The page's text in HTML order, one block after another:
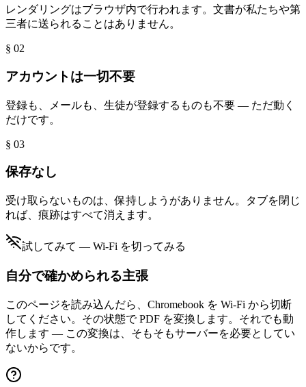
レンダリングはブラウザ内で行われます。文書が私たちや第
三者に送られることはありません。
§ 02
アカウントは一切不要
登録も、メールも、生徒が登録するものも不要 — ただ動く
だけです。
§ 03
保存なし
受け取らないものは、保持しようがありません。タブを閉じ
れば、痕跡はすべて消えます。
試してみて — Wi-Fi を切ってみる
自分で確かめられる主張
このページを読み込んだら、Chromebook を Wi-Fi から切断
してください。その状態で PDF を変換します。それでも動
作します — この変換は、そもそもサーバーを必要としてい
ないからです。